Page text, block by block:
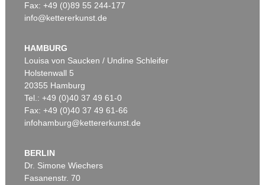
Fax: +49 (0)89 55 244-177
info@kettererkunst.de
HAMBURG
Louisa von Saucken / Undine Schleifer
Holstenwall 5
20355 Hamburg
Tel.: +49 (0)40 37 49 61-0
Fax: +49 (0)40 37 49 61-66
infohamburg@kettererkunst.de
BERLIN
Dr. Simone Wiechers
Fasanenstr. 70